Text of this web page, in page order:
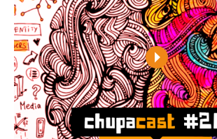
Play